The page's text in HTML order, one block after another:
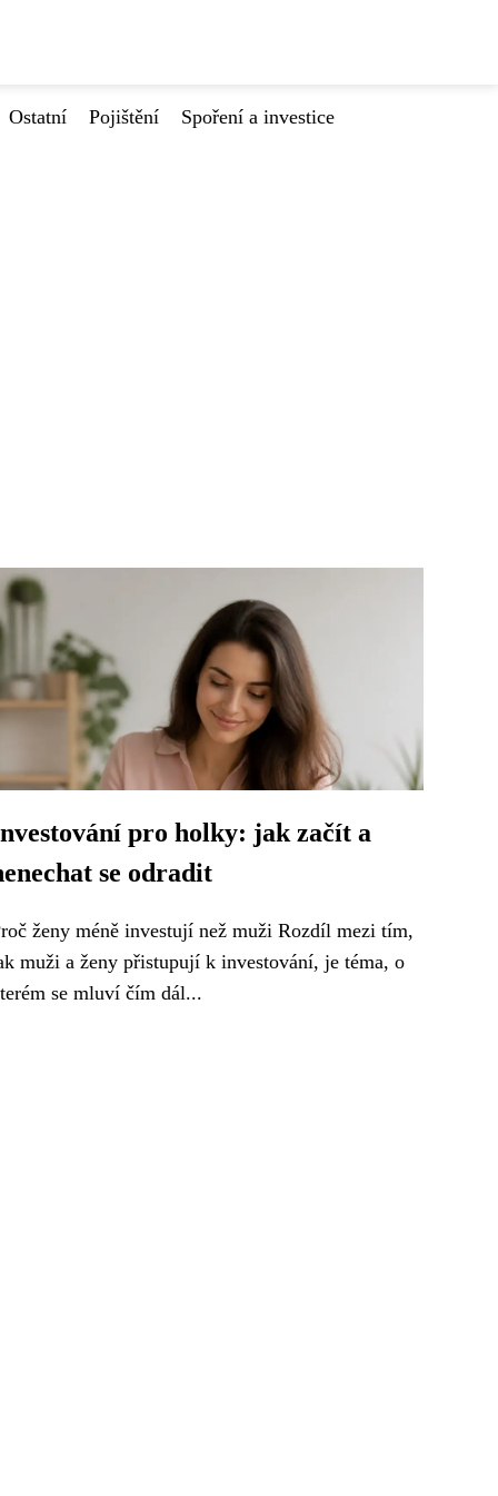
Ostatní Pojištění Spoření a investice
pro holky: jak začít a
se odradit
ženy méně investují než muži Rozdíl mezi tím,
muži a ženy přistupují k investování, je téma, o
se mluví čím dál...